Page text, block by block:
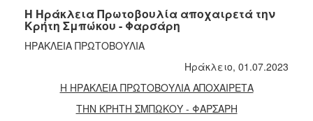
Η Ηράκλεια Πρωτοβουλία αποχαιρετά την
Κρήτη Σμπώκου - Φαρσάρη
ΗΡΑΚΛΕΙΑ ΠΡΩΤΟΒΟΥΛΙΑ
Ηράκλειο, 01.07.2023
Η ΗΡΑΚΛΕΙΑ ΠΡΩΤΟΒΟΥΛΙΑ ΑΠΟΧΑΙΡΕΤΑ
ΤΗΝ ΚΡΗΤΗ ΣΜΠΩΚΟΥ - ΦΑΡΣΑΡΗ